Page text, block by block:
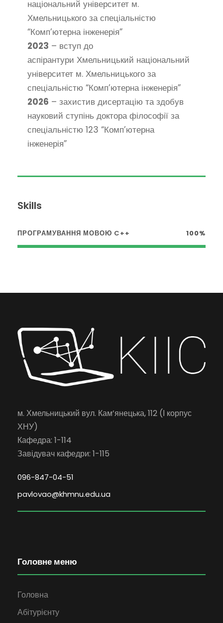
національний університет м.
Хмельницького за спеціальністю
“Комп’ютерна інженерія”
2023 – вступ до
аспірантури Хмельницький національний
університет м. Хмельницького за
спеціальністю “Комп’ютерна інженерія”
2026 – захистив дисертацію та здобув
науковий ступінь доктора філософії за
спеціальністю 123 “Комп’ютерна
інженерія”
Skills
ПРОГРАМУВАННЯ МОВОЮ C++ 100%
м. Хмельницький вул. Кам’янецька, 112 (І корпус
ХНУ)
Кафедра: 1-114
Завідувач кафедри: 1-115
096-847-04-51
pavlovao@khmnu.edu.ua
Головне меню
Головна
Абітурієнту